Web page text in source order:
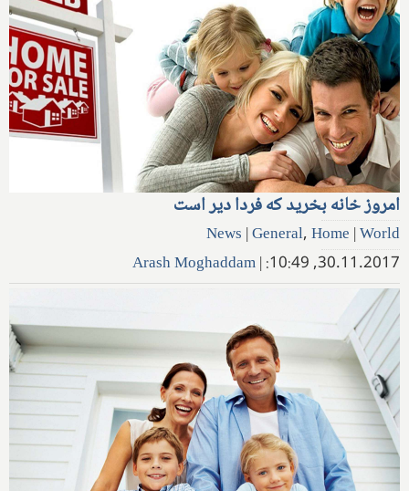
امروز خانه بخرید که فردا دیر است
News |General,Home |World
30.11.2017, 10:49:
|
Arash Moghaddam